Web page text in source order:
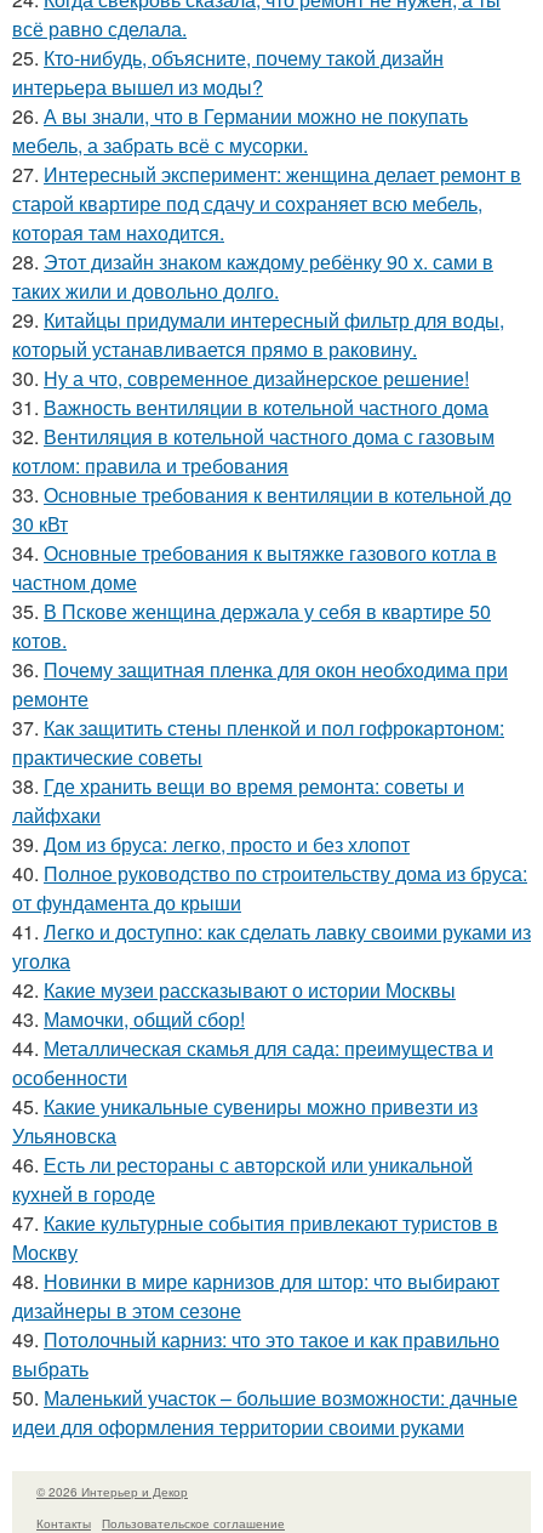
всё равно сделала.
25. Кто-нибудь, объясните, почему такой дизайн
интерьера вышел из моды?
26. А вы знали, что в Германии можно не покупать
мебель, а забрать всё с мусорки.
27. Интересный эксперимент: женщина делает ремонт в
старой квартире под сдачу и сохраняет всю мебель,
которая там находится.
28. Этот дизайн знаком каждому ребёнку 90 х. сами в
таких жили и довольно долго.
29. Китайцы придумали интересный фильтр для воды,
который устанавливается прямо в раковину.
30. Ну а что, современное дизайнерское решение!
31. Важность вентиляции в котельной частного дома
32. Вентиляция в котельной частного дома с газовым
котлом: правила и требования
33. Основные требования к вентиляции в котельной до
30 кВт
34. Основные требования к вытяжке газового котла в
частном доме
35. В Пскове женщина держала у себя в квартире 50
котов.
36. Почему защитная пленка для окон необходима при
ремонте
37. Как защитить стены пленкой и пол гофрокартоном:
практические советы
38. Где хранить вещи во время ремонта: советы и
лайфхаки
39. Дом из бруса: легко, просто и без хлопот
40. Полное руководство по строительству дома из бруса:
от фундамента до крыши
41. Легко и доступно: как сделать лавку своими руками из
уголка
42. Какие музеи рассказывают о истории Москвы
43. Мамочки, общий сбор!
44. Металлическая скамья для сада: преимущества и
особенности
45. Какие уникальные сувениры можно привезти из
Ульяновска
46. Есть ли рестораны с авторской или уникальной
кухней в городе
47. Какие культурные события привлекают туристов в
Москву
48. Новинки в мире карнизов для штор: что выбирают
дизайнеры в этом сезоне
49. Потолочный карниз: что это такое и как правильно
выбрать
50. Маленький участок – большие возможности: дачные
идеи для оформления территории своими руками
© 2026 Интерьер и Декор
Контакты
Пользовательское соглашение